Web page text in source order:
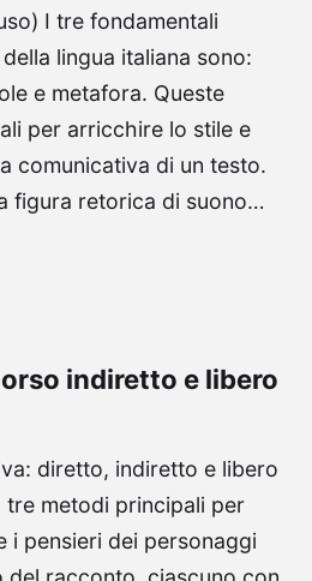
I tre fondamentali
lingua italiana sono:
e metafora. Queste
per arricchire lo stile e
comunicativa di un testo.
figura retorica di suono…
indiretto e libero
diretto, indiretto e libero
tre metodi principali per
i pensieri dei personaggi